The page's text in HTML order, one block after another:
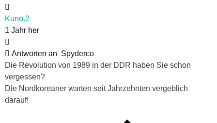
Kuno.2
1 Jahr her
Antworten an Spyderco
Die Revolution von 1989 in der DDR haben Sie schon
vergessen?
Die Nordkoreaner warten seit Jahrzehnten vergeblich
darauf!